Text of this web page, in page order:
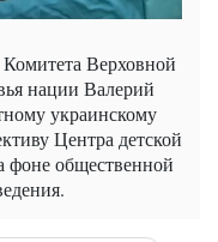
Комитета Верховной
нации Валерий
украинскому
Центра детской
фоне общественной